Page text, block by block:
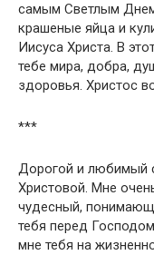
самым Светлым
крашеные яйца и
Иисуса Христа. В
тебе мира, добра,
здоровья. Христос
***
Дорогой и любимый
Христовой. Мне
чудесный,
тебя перед
мне тебя на